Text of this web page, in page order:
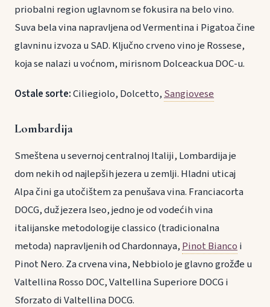
priobalni region uglavnom se fokusira na belo vino.
Suva bela vina napravljena od Vermentina i Pigatoa čine
glavninu izvoza u SAD. Ključno crveno vino je Rossese,
koja se nalazi u voćnom, mirisnom Dolceackua DOC-u.
Ostale sorte:Ciliegiolo, Dolcetto, Sangiovese
Lombardija
Smeštena u severnoj centralnoj Italiji, Lombardija je
dom nekih od najlepših jezera u zemlji. Hladni uticaj
Alpa čini ga utočištem za penušava vina. Franciacorta
DOCG, duž jezera Iseo, jedno je od vodećih vina
italijanske metodologije classico (tradicionalna
metoda) napravljenih od Chardonnaya, Pinot Bianco i
Pinot Nero. Za crvena vina, Nebbiolo je glavno grožđe u
Valtellina Rosso DOC, Valtellina Superiore DOCG i
Sforzato di Valtellina DOCG.